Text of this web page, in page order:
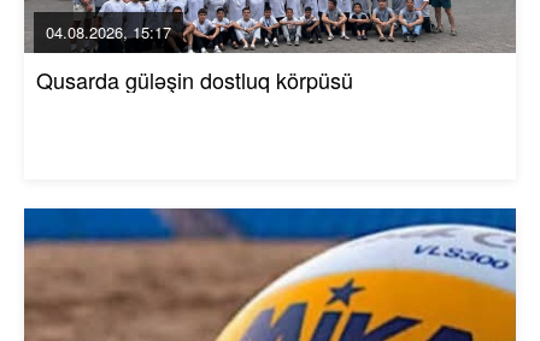
04.08.2026, 15:17
Qusarda güləşin dostluq körpüsü